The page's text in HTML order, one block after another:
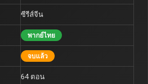
ซีรีส์จีน
พากย์ไทย
จบแล้ว
64 ตอน